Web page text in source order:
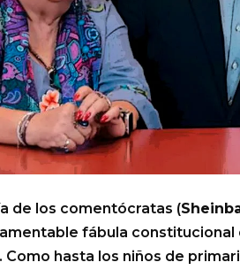
de los comentócratas (
fábula
. Como hasta los niños de